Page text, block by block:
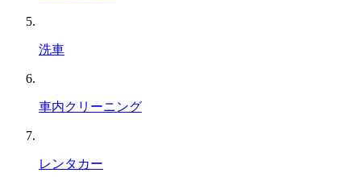
洗車
車内クリーニング
レンタカー